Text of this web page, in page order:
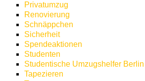
Privatumzug
Renovierung
Schnäppchen
Sicherheit
Spendeaktionen
Studenten
Studentische Umzugshelfer Berlin
Tapezieren